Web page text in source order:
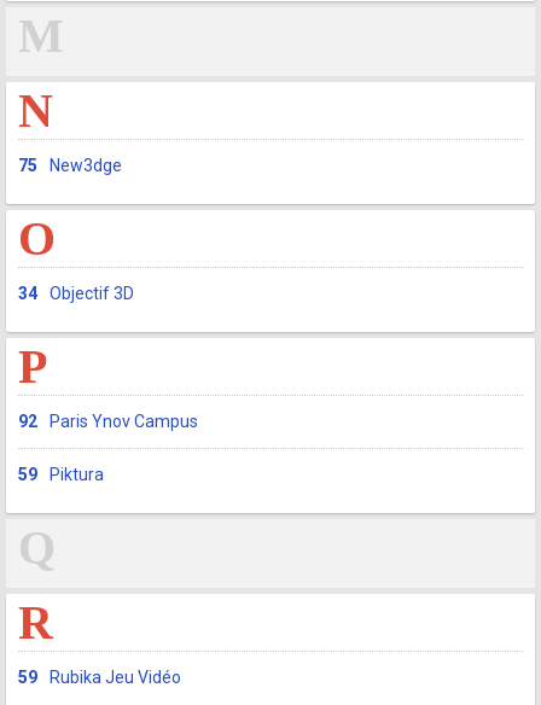
M
N
75 New3dge
O
34 Objectif 3D
P
92 Paris Ynov Campus
59 Piktura
Q
R
59 Rubika Jeu Vidéo